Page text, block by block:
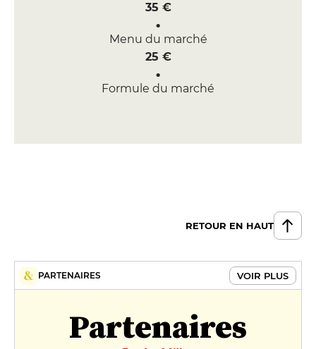
35 €
Menu du marché
25 €
Formule du marché
RETOUR EN HAUT
PARTENAIRES VOIR PLUS
Partenaires